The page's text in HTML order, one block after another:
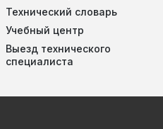
Технический словарь
Учебный центр
Выезд технического
специалиста